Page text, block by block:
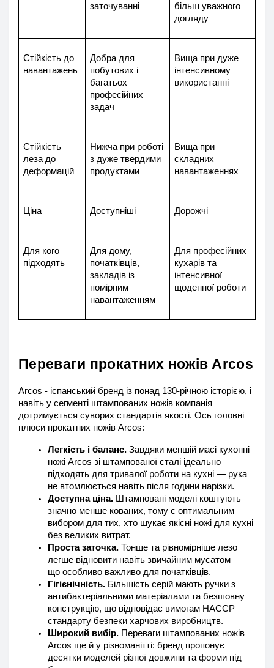
заточуванні
більш уважного
догляду
Стійкість до
навантажень
Добра для
побутових і
багатьох
професійних
задач
Вища при дуже
інтенсивному
використанні
Стійкість
леза до
деформацій
Нижча при роботі
з дуже твердими
продуктами
Вища при
складних
навантаженнях
Ціна Доступніші Дорожчі
Для кого
підходять
Для дому,
початківців,
закладів із
помірним
навантаженням
Для професійних
кухарів та
інтенсивної
щоденної роботи
Переваги прокатних ножів Arcos
Arcos - іспанський бренд із понад 130-річною історією, і
навіть у сегменті штампованих ножів компанія
дотримується суворих стандартів якості. Ось головні
плюси прокатних ножів Arcos:
Легкість і баланс. Завдяки меншій масі кухонні
ножі Arcos зі штампованої сталі ідеально
підходять для тривалої роботи на кухні — рука
не втомлюється навіть після години нарізки.
Доступна ціна. Штамповані моделі коштують
значно менше кованих, тому є оптимальним
вибором для тих, хто шукає якісні ножі для кухні
без великих витрат.
Проста заточка. Тонше та рівномірніше лезо
легше відновити навіть звичайним мусатом —
що особливо важливо для початківців.
Гігієнічність. Більшість серій мають ручки з
антибактеріальними матеріалами та безшовну
конструкцію, що відповідає вимогам HACCP —
стандарту безпеки харчових виробництв.
Широкий вибір. Переваги штампованих ножів
Arcos ще й у різноманітті: бренд пропонує
десятки моделей різної довжини та форми під